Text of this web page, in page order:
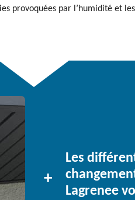
provoquées par l’humidité et
Les
Lagrenee